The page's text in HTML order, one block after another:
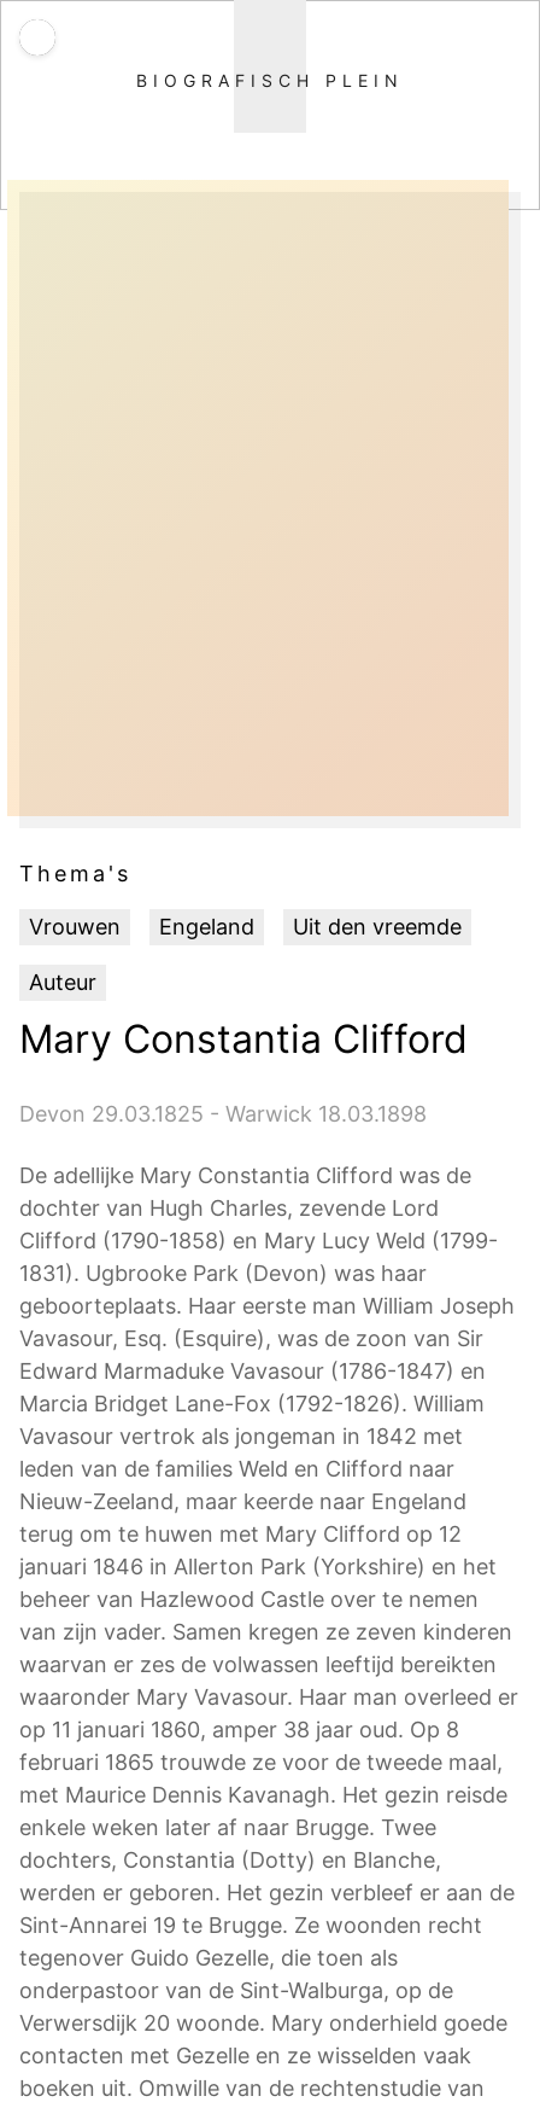
BIOGRAFISCH PLEIN
Thema's
Vrouwen Engeland Uit den vreemde
Auteur
Mary Constantia Clifford
Devon 29.03.1825 - Warwick 18.03.1898
De adellijke Mary Constantia Clifford was de
dochter van Hugh Charles, zevende Lord
Clifford (1790-1858) en Mary Lucy Weld (1799-
1831). Ugbrooke Park (Devon) was haar
geboorteplaats. Haar eerste man William Joseph
Vavasour, Esq. (Esquire), was de zoon van Sir
Edward Marmaduke Vavasour (1786-1847) en
Marcia Bridget Lane-Fox (1792-1826). William
Vavasour vertrok als jongeman in 1842 met
leden van de families Weld en Clifford naar
Nieuw-Zeeland, maar keerde naar Engeland
terug om te huwen met Mary Clifford op 12
januari 1846 in Allerton Park (Yorkshire) en het
beheer van Hazlewood Castle over te nemen
van zijn vader. Samen kregen ze zeven kinderen
waarvan er zes de volwassen leeftijd bereikten
waaronder Mary Vavasour. Haar man overleed er
op 11 januari 1860, amper 38 jaar oud. Op 8
februari 1865 trouwde ze voor de tweede maal,
met Maurice Dennis Kavanagh. Het gezin reisde
enkele weken later af naar Brugge. Twee
dochters, Constantia (Dotty) en Blanche,
werden er geboren. Het gezin verbleef er aan de
Sint-Annarei 19 te Brugge. Ze woonden recht
tegenover Guido Gezelle, die toen als
onderpastoor van de Sint-Walburga, op de
Verwersdijk 20 woonde. Mary onderhield goede
contacten met Gezelle en ze wisselden vaak
boeken uit. Omwille van de rechtenstudie van